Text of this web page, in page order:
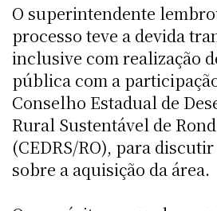
O superintendente
processo teve a devida
inclusive com realização
pública com a
Conselho Estadual de
Rural Sustentável de
(CEDRS/RO), para
sobre a aquisição da área.